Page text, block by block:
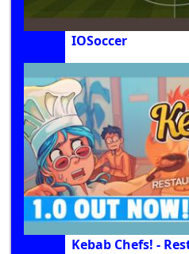
IOSoccer
Kebab Chefs! -